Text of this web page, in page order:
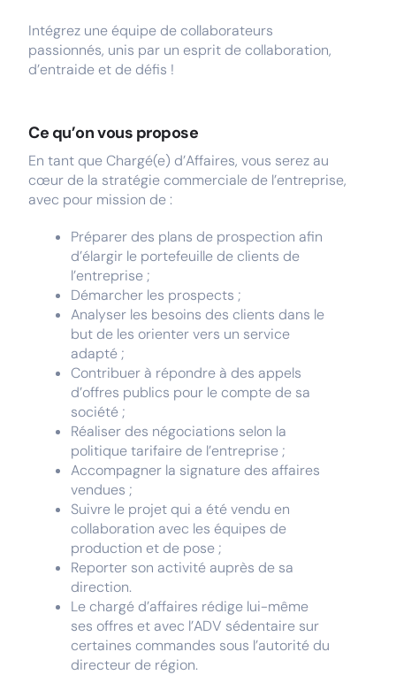
Intégrez une équipe de collaborateurs
passionnés, unis par un esprit de collaboration,
d’entraide et de défis !
Ce qu’on vous propose
En tant que Chargé(e) d’Affaires, vous serez au
cœur de la stratégie commerciale de l’entreprise,
avec pour mission de :
Préparer des plans de prospection afin
d’élargir le portefeuille de clients de
l’entreprise ;
Démarcher les prospects ;
Analyser les besoins des clients dans le
but de les orienter vers un service
adapté ;
Contribuer à répondre à des appels
d’offres publics pour le compte de sa
société ;
Réaliser des négociations selon la
politique tarifaire de l’entreprise ;
Accompagner la signature des affaires
vendues ;
Suivre le projet qui a été vendu en
collaboration avec les équipes de
production et de pose ;
Reporter son activité auprès de sa
direction.
Le chargé d’affaires rédige lui-même
ses offres et avec l’ADV sédentaire sur
certaines commandes sous l’autorité du
directeur de région.